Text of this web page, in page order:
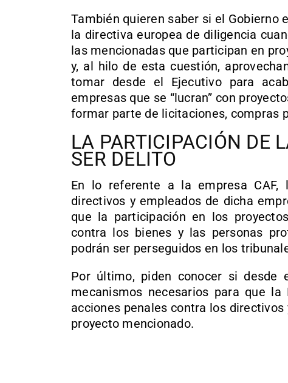
También quieren saber si el Gobierno
la directiva europea de diligencia
las mencionadas que participan en
y, al hilo de esta cuestión,
tomar desde el Ejecutivo para
empresas que se “lucran” con
formar parte de licitaciones, compras
LA PARTICIPACIÓN DE
SER DELITO
En lo referente a la empresa CAF,
directivos y empleados de dicha
que la participación en los
contra los bienes y las personas
podrán ser perseguidos en los
Por último, piden conocer si
mecanismos necesarios para que
acciones penales contra los
proyecto mencionado.